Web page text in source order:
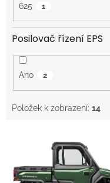
625 1
Posilovač řízení EPS
Ano 2
Položek k zobrazení: 14